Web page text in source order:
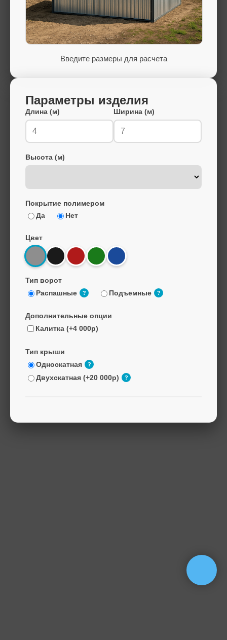
Параметры изделия
Длина (м) Ширина (м)
Высота (м)
Покрытие полимером
Да
Нет
Цвет
Тип ворот
Распашные
? Подъемные ?
Дополнительные опции
Калитка (+4 000р)
Тип крыши
Односкатная
?
Двухскатная (+20 000р) ?
Введите размеры для расчета